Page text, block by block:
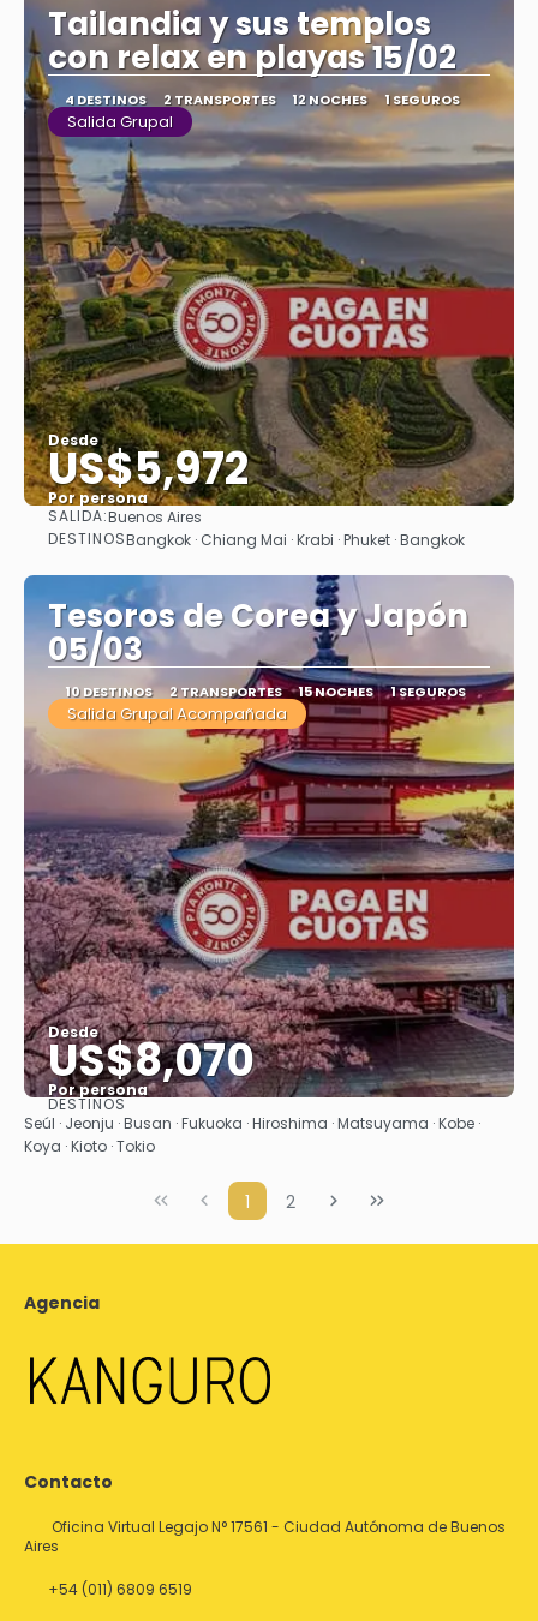
Tailandia y sus templos
con relax en playas 15/02
4 DESTINOS 2 TRANSPORTES 12 NOCHES 1 SEGUROS
Salida Grupal
Desde
US$5,972
Por persona
Ver
SALIDA:Buenos Aires
DESTINOSBangkok · Chiang Mai · Krabi · Phuket · Bangkok
Tesoros de Corea y Japón
05/03
10 DESTINOS 2 TRANSPORTES 15 NOCHES 1 SEGUROS
Salida Grupal Acompañada
Desde
US$8,070
Por persona
Ver
DESTINOS
Seúl · Jeonju · Busan · Fukuoka · Hiroshima · Matsuyama · Kobe ·
Koya · Kioto · Tokio
1 2
Agencia
Contacto
Oficina Virtual Legajo N° 17561 - Ciudad Autónoma de Buenos
Aires
+54 (011) 6809 6519